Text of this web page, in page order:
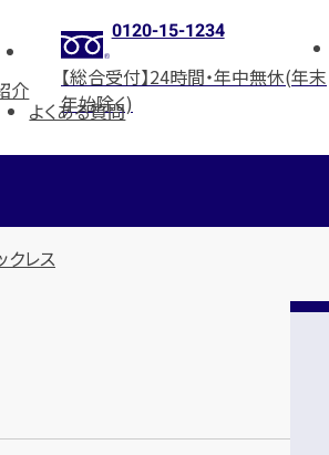
0120-15-1234
【総合受付】24時間・年中無休(年末
年始除く)
介
よくある質問
レス